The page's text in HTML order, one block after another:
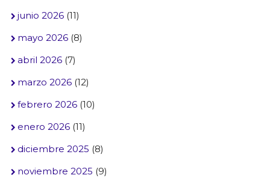
junio 2026(11)
mayo 2026(8)
abril 2026(7)
marzo 2026(12)
febrero 2026(10)
enero 2026(11)
diciembre 2025 (8)
noviembre 2025 (9)